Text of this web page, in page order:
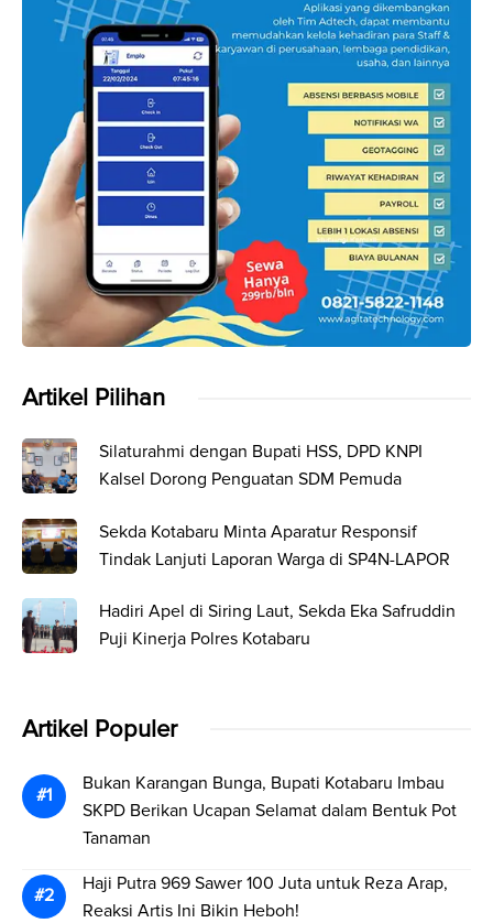
Artikel Pilihan
Silaturahmi dengan Bupati HSS, DPD KNPI
Kalsel Dorong Penguatan SDM Pemuda
Sekda Kotabaru Minta Aparatur Responsif
Tindak Lanjuti Laporan Warga di SP4N-LAPOR
Hadiri Apel di Siring Laut, Sekda Eka Safruddin
Puji Kinerja Polres Kotabaru
Artikel Populer
Bukan Karangan Bunga, Bupati Kotabaru Imbau
SKPD Berikan Ucapan Selamat dalam Bentuk Pot
Tanaman
Haji Putra 969 Sawer 100 Juta untuk Reza Arap,
Reaksi Artis Ini Bikin Heboh!